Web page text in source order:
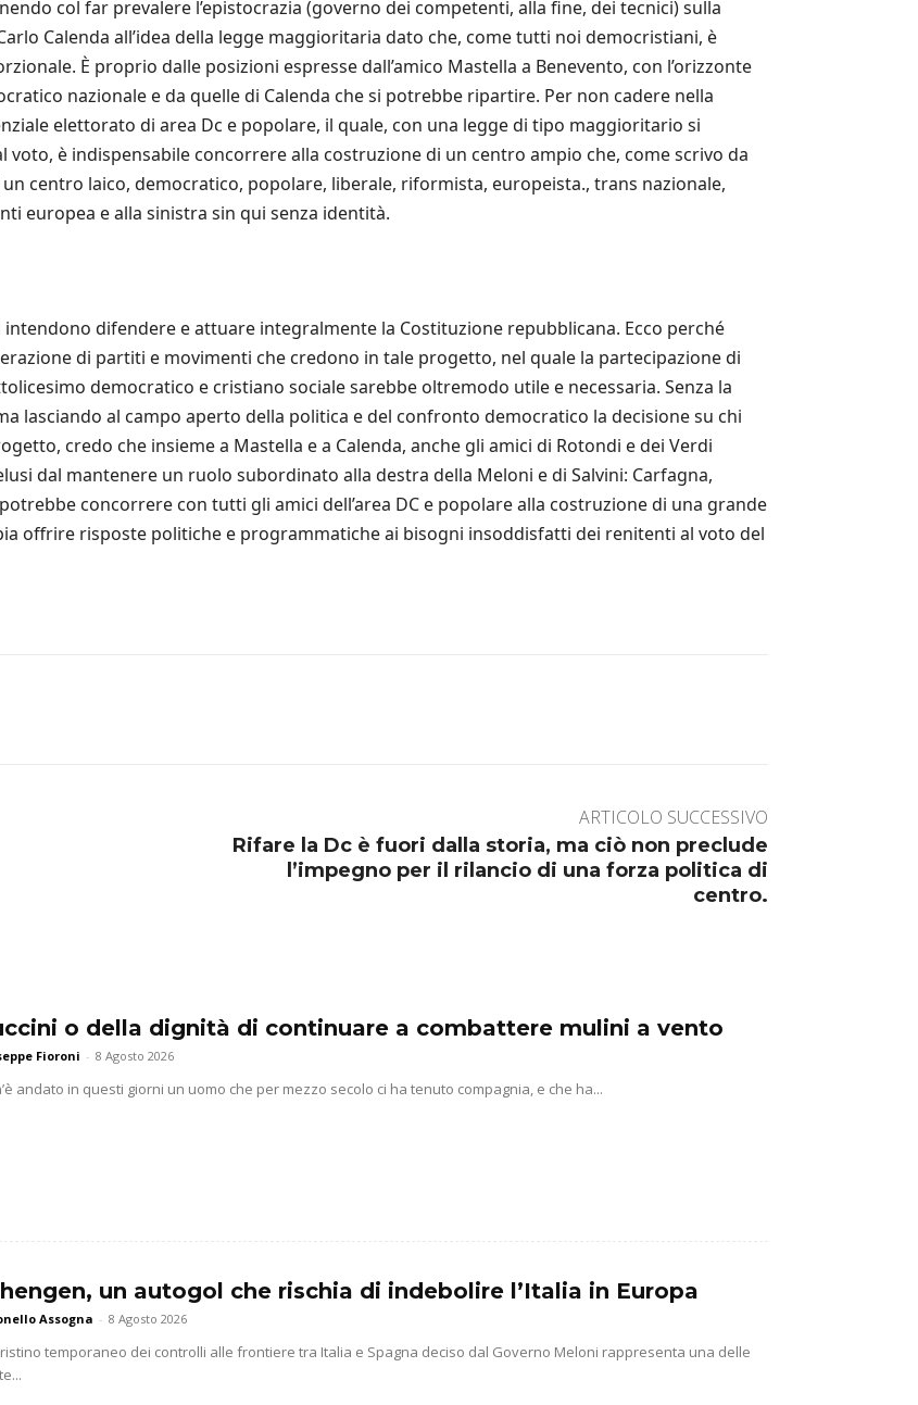
col far prevalere l’epistocrazia (governo dei competenti, alla fine, dei tecnici) sulla
Calenda all’idea della legge maggioritaria dato che, come tutti noi democristiani, è
È proprio dalle posizioni espresse dall’amico Mastella a Benevento, con l’orizzonte
nazionale e da quelle di Calenda che si potrebbe ripartire. Per non cadere nella
elettorato di area Dc e popolare, il quale, con una legge di tipo maggioritario si
è indispensabile concorrere alla costruzione di un centro ampio che, come scrivo da
centro laico, democratico, popolare, liberale, riformista, europeista., trans nazionale,
europea e alla sinistra sin qui senza identità.
difendere e attuare integralmente la Costituzione repubblicana. Ecco perché
di partiti e movimenti che credono in tale progetto, nel quale la partecipazione di
democratico e cristiano sociale sarebbe oltremodo utile e necessaria. Senza la
lasciando al campo aperto della politica e del confronto democratico la decisione su chi
credo che insieme a Mastella e a Calenda, anche gli amici di Rotondi e dei Verdi
dal mantenere un ruolo subordinato alla destra della Meloni e di Salvini: Carfagna,
concorrere con tutti gli amici dell’area DC e popolare alla costruzione di una grande
offrire risposte politiche e programmatiche ai bisogni insoddisfatti dei renitenti al voto del
ARTICOLO SUCCESSIVO
Rifare la Dc è fuori dalla storia, ma ciò non preclude
l’impegno per il rilancio di una forza politica di
centro.
o della dignità di continuare a combattere mulini a vento
Fioroni - 8 Agosto 2026
andato in questi giorni un uomo che per mezzo secolo ci ha tenuto compagnia, e che ha...
un autogol che rischia di indebolire l’Italia in Europa
Assogna - 8 Agosto 2026
temporaneo dei controlli alle frontiere tra Italia e Spagna deciso dal Governo Meloni rappresenta una delle